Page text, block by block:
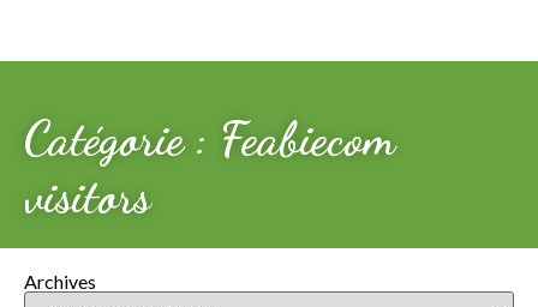
Catégorie : Feabiecom
visitors
Archives